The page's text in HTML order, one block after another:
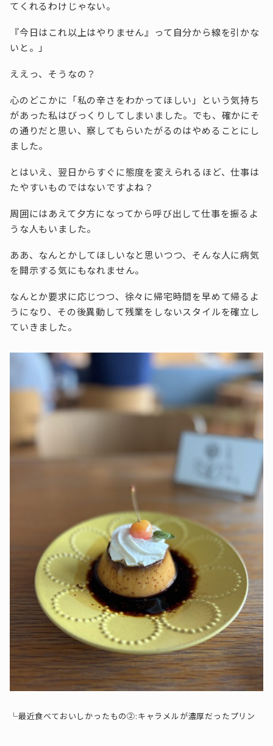
てくれるわけじゃない。
『今日はこれ以上はやりません』って自分から線を引かな
いと。」
ええっ、そうなの？
心のどこかに「私の辛さをわかってほしい」という気持ち
があった私はびっくりしてしまいました。でも、確かにそ
の通りだと思い、察してもらいたがるのはやめることにし
ました。
とはいえ、翌日からすぐに態度を変えられるほど、仕事は
たやすいものではないですよね？
周囲にはあえて夕方になってから呼び出して仕事を振るよ
うな人もいました。
ああ、なんとかしてほしいなと思いつつ、そんな人に病気
を開示する気にもなれません。
なんとか要求に応じつつ、徐々に帰宅時間を早めて帰るよ
うになり、その後異動して残業をしないスタイルを確立し
ていきました。
└最近食べておいしかったもの②:キャラメルが濃厚だったプリン